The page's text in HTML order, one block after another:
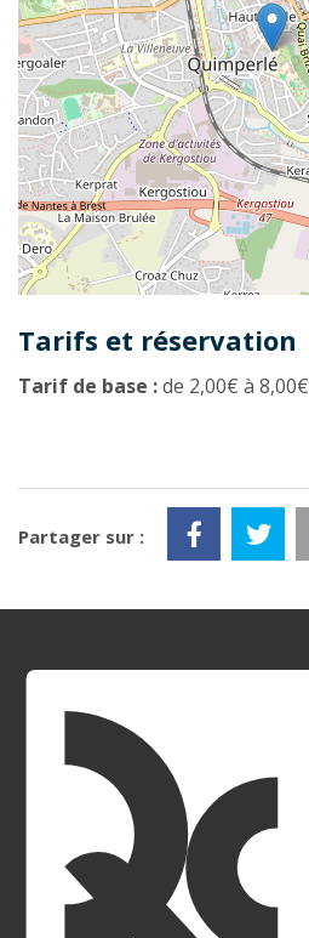
Tarifs et réservation
Tarif de base :de 2,00€ à 8,00€
Partager sur :